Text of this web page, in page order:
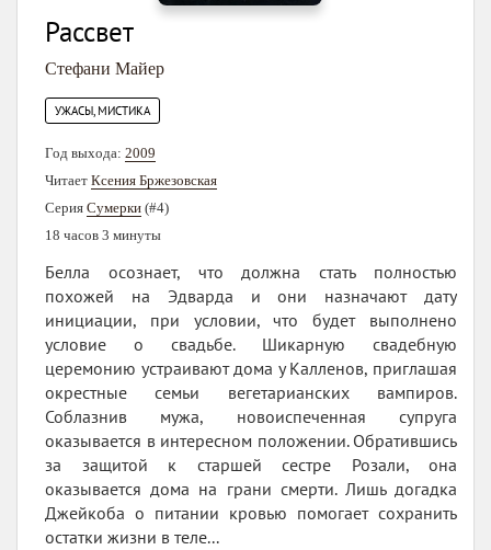
Рассвет
Стефани Майер
УЖАСЫ, МИСТИКА
Год выхода: 2009
Читает Ксения Бржезовская
Серия Сумерки (#4)
18 часов 3 минуты
Белла осознает, что должна стать полностью
похожей на Эдварда и они назначают дату
инициации, при условии, что будет выполнено
условие о свадьбе. Шикарную свадебную
церемонию устраивают дома у Калленов, приглашая
окрестные семьи вегетарианских вампиров.
Соблазнив мужа, новоиспеченная супруга
оказывается в интересном положении. Обратившись
за защитой к старшей сестре Розали, она
оказывается дома на грани смерти. Лишь догадка
Джейкоба о питании кровью помогает сохранить
остатки жизни в теле...